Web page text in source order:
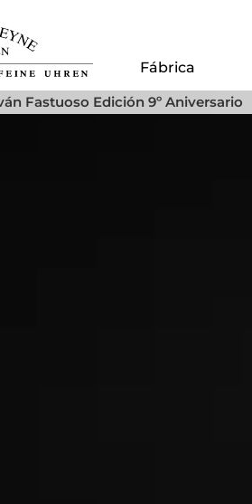
Fábrica
Fastuoso Edición 9º Aniversario